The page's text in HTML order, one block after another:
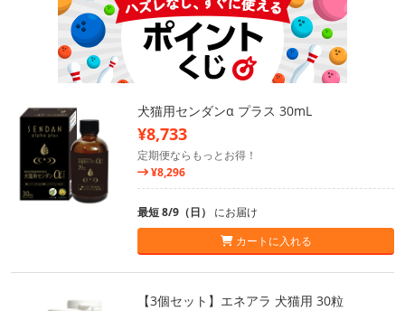
犬猫用センダンα プラス 30mL
¥8,733
定期便ならもっとお得！
¥8,296
最短 8/9（日） にお届け
カートに入れる
【3個セット】エネアラ 犬猫用 30粒